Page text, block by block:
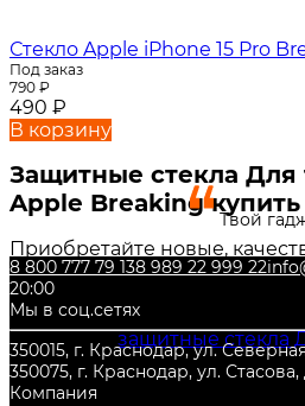
Стекло Apple iPhone 15 Pro
Под заказ
790 ₽
490 ₽
В корзину
Защитные стекла Для
Apple Breaking
Приобретайте новые,
стекла для телефонов
нашем интернет-магазине
можете купить недорого и
категориизащитные стекла
с гарантией от
цене. Всегда есть в наличии
Твой
8 800 777 79 138 989 22 999 22
20:00
Мы в соц.сетях
350015, г. Краснодар, ул.
350075, г. Краснодар, ул. Стасова,
Компания